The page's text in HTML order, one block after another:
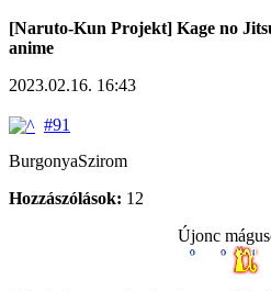
[Naruto-Kun Projekt] Kage no
anime
2023.02.16. 16:43
#91
BurgonyaSzirom
Hozzászólások: 12
Újonc